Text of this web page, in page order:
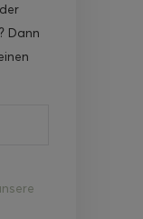
Dann